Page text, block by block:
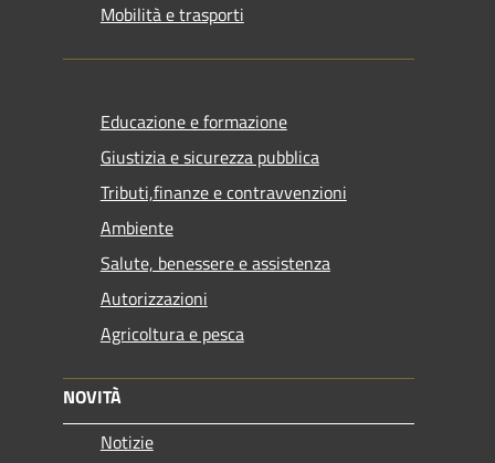
Mobilità e trasporti
Educazione e formazione
Giustizia e sicurezza pubblica
Tributi,finanze e contravvenzioni
Ambiente
Salute, benessere e assistenza
Autorizzazioni
Agricoltura e pesca
NOVITÀ
Notizie